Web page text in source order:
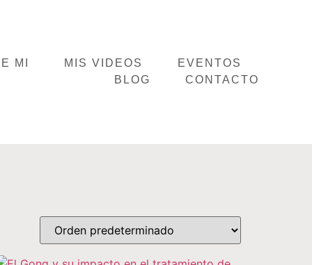
MI MIS VIDEOS
EVENTOS
BLOG
CONTACTO